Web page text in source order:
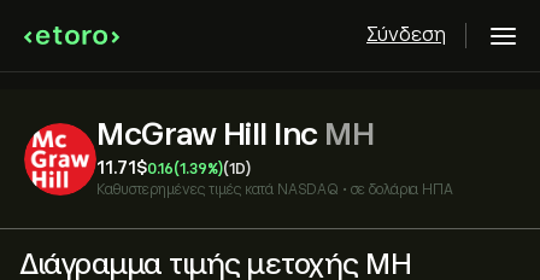
Σύνδεση
McGraw Hill Inc MH
11.71‎$‎0.16(1.39%)(1D)
Καθυστερημένες τιμές κατά NASDAQ • σε δολάρια ΗΠΑ
Διάγραμμα τιμής μετοχής MH